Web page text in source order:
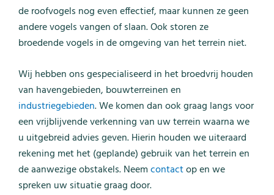
de roofvogels nog even effectief, maar kunnen ze geen
andere vogels vangen of slaan. Ook storen ze
broedende vogels in de omgeving van het terrein niet.
Wij hebben ons gespecialiseerd in het broedvrij houden
van havengebieden, bouwterreinen en
industriegebieden. We komen dan ook graag langs voor
een vrijblijvende verkenning van uw terrein waarna we
u uitgebreid advies geven. Hierin houden we uiteraard
rekening met het (geplande) gebruik van het terrein en
de aanwezige obstakels. Neemcontactop en we
spreken uw situatie graag door.